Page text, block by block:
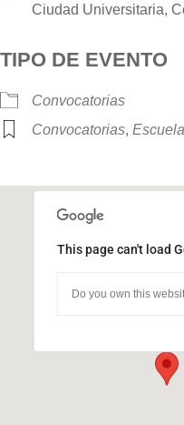
Ciudad Universitaria,
TIPO DE EVENTO
Convocatorias
Convocatorias,
This page can't load
Do you own this